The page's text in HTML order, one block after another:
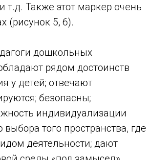
т.д. Также этот маркер очень
(рисунок 5, 6).
дошкольных
рядом достоинств
у детей; отвечают
безопасны;
индивидуализации
того пространства, где
деятельности; дают